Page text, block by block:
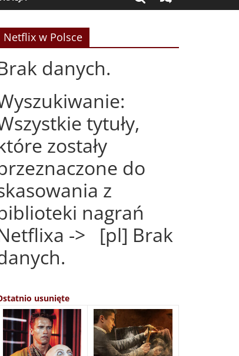
Netflix w Polsce
danych.
tytuły,
zostały
do
z
nagrań
-> [pl] Brak
usunięte